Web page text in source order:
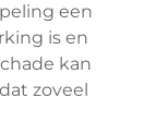
een
is en
kan
zoveel